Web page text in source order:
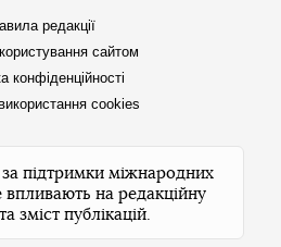
редакції
сайтом
конфіденційності
cookies
підтримки міжнародних
впливають на редакційну
зміст публікацій.